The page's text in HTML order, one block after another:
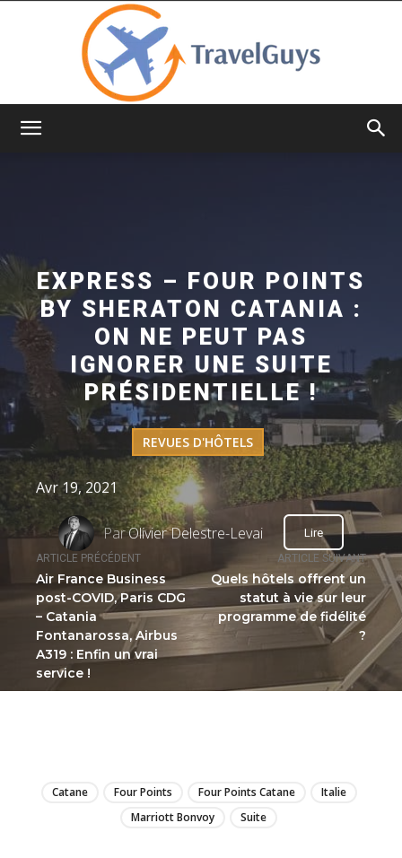
ARTICLE PRÉCÉDENT
Air France Business
post-COVID, Paris CDG
– Catania
Fontanarossa, Airbus
A319 : Enfin un vrai
service !
ARTICLE SUIVANT
Quels hôtels offrent un
statut à vie sur leur
programme de fidélité
?
EXPRESS – FOUR POINTS
BY SHERATON CATANIA :
ON NE PEUT PAS
IGNORER UNE SUITE
PRÉSIDENTIELLE !
REVUES D'HÔTELS
Avr 19, 2021
ParOlivier Delestre-Levai Lire
Catane Four Points Four Points Catane
Italie
Marriott Bonvoy
Suite